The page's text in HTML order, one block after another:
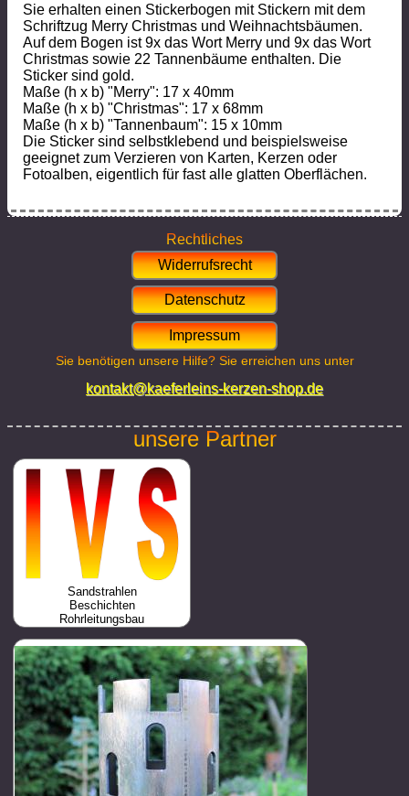
Sie erhalten einen Stickerbogen mit Stickern mit dem
Schriftzug Merry Christmas und Weihnachtsbäumen.
Auf dem Bogen ist 9x das Wort Merry und 9x das Wort
Christmas sowie 22 Tannenbäume enthalten. Die
Sticker sind gold.
Maße (h x b) "Merry": 17 x 40mm
Maße (h x b) "Christmas": 17 x 68mm
Maße (h x b) "Tannenbaum": 15 x 10mm
Die Sticker sind selbstklebend und beispielsweise
geeignet zum Verzieren von Karten, Kerzen oder
Fotoalben, eigentlich für fast alle glatten Oberflächen.
Rechtliches
Widerrufsrecht
Datenschutz
Impressum
Sie benötigen unsere Hilfe? Sie erreichen uns unter
kontakt@kaeferleins-kerzen-shop.de
unsere Partner
Sandstrahlen
Beschichten
Rohrleitungsbau